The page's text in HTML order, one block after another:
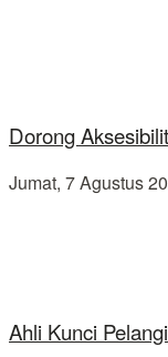
Dorong
Jumat, 7 Agustus
Ahli Kunci